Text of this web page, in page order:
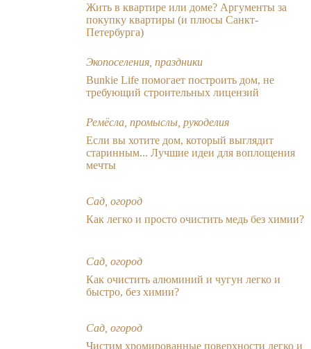
Жить в квартире или доме? Аргументы за
покупку квартиры (и плюсы Санкт-
Петербурга)
Экопоселения, праздники
Bunkie Life помогает построить дом, не
требующий строительных лицензий
Ремёсла, промыслы, рукоделия
Если вы хотите дом, который выглядит
старинным... Лучшие идеи для воплощения
мечты
Сад, огород
Как легко и просто очистить медь без химии?
Сад, огород
Как очистить алюминий и чугун легко и
быстро, без химии?
Сад, огород
Чистим хромированные поверхности легко и